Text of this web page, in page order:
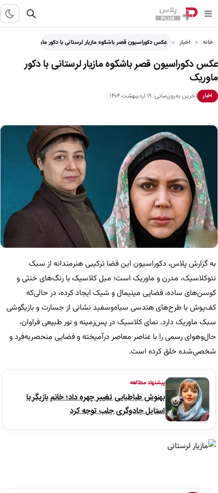
خانه اخبار عکس دکوراسیون قصر باشکوه مازیار لرستانی با دکور ماوریک
عکس دکوراسیون قصر باشکوه مازیار لرستانی با دکور
ماوریک
اخبار آخرین به‌روزرسانی: ۱۹ اردیبهشت ۱۴۰۴
به گزارش پلاس، دکوراسیون این فضا ترکیبی هنرمندانه از سبک
نئوکلاسیک، مدرن و ماوریک است؛ مبل کلاسیک با رنگ‌های خنثی و
کوسن‌های ساده، فضایی مینیمال و شیک ایجاد کرده، در حالی‌که
کف‌پوش با طرح‌های هندسی سیاه‌وسفید نشانی از جسارت و بازیگوشی
سبک ماوریک دارد. نمای کلاسیک در پس‌زمینه و نور طبیعی فراوان،
حال‌وهوای رسمی را با عناصر معاصر درآمیخته و فضایی منحصربه‌فرد و
شخصی‌شده خلق کرده است.
پیشنهاد مطالعه
بهنوش طباطبایی تغییر چهره داد؛ خانم بازیگر با
استایل جادوگری جلب توجه کرد